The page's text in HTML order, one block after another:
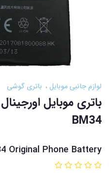
لوازم جانبی موبایل باتری گوشی
BM34
Original Phone Battery